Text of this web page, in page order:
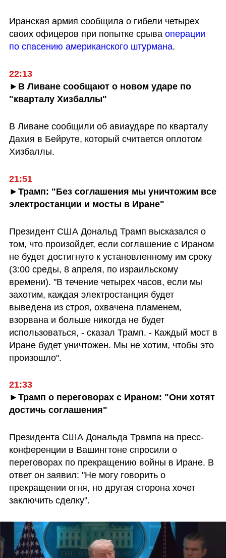
Иранская армия сообщила о гибели четырех
своих офицеров при попытке срыва операции
по спасению американского штурмана.
22:13
►В Ливане сообщают о новом ударе по
"кварталу Хизбаллы"
В Ливане сообщили об авиаударе по кварталу
Дахия в Бейруте, который считается оплотом
Хизбаллы.
21:51
►Трамп: "Без соглашения мы уничтожим все
электростанции и мосты в Иране"
Президент США Дональд Трамп высказался о
том, что произойдет, если соглашение с Ираном
не будет достигнуто к установленному им сроку
(3:00 среды, 8 апреля, по израильскому
времени). "В течение четырех часов, если мы
захотим, каждая электростанция будет
выведена из строя, охвачена пламенем,
взорвана и больше никогда не будет
использоваться, - сказал Трамп. - Каждый мост в
Иране будет уничтожен. Мы не хотим, чтобы это
произошло".
21:33
►Трамп о переговорах с Ираном: "Они хотят
достичь соглашения"
Президента США Дональда Трампа на пресс-
конференции в Вашингтоне спросили о
переговорах по прекращению войны в Иране. В
ответ он заявил: "Не могу говорить о
прекращении огня, но другая сторона хочет
заключить сделку".